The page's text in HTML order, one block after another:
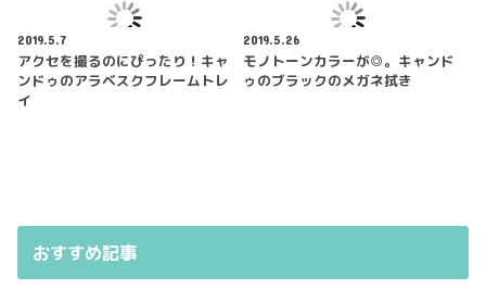
2019.5.7
アクセを撮るのにぴったり！キャ
ンドゥのアラベスクフレームトレ
イ
2019.5.26
モノトーンカラーが◎。キャンド
ゥのブラックのメガネ拭き
おすすめ記事